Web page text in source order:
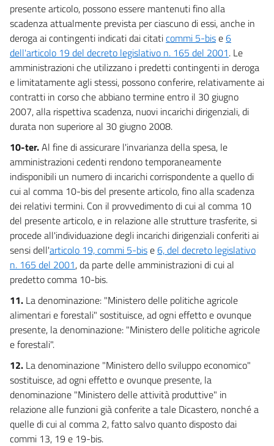
presente articolo, possono essere mantenuti fino alla
scadenza attualmente prevista per ciascuno di essi, anche in
deroga ai contingenti indicati dai citaticommi 5-bise6
dell'articolo 19 del decreto legislativo n. 165 del 2001. Le
amministrazioni che utilizzano i predetti contingenti in deroga
e limitatamente agli stessi, possono conferire, relativamente ai
contratti in corso che abbiano termine entro il 30 giugno
2007, alla rispettiva scadenza, nuovi incarichi dirigenziali, di
durata non superiore al 30 giugno 2008.
10-ter.Al fine di assicurare l'invarianza della spesa, le
amministrazioni cedenti rendono temporaneamente
indisponibili un numero di incarichi corrispondente a quello di
cui al comma 10-bis del presente articolo, fino alla scadenza
dei relativi termini. Con il provvedimento di cui al comma 10
del presente articolo, e in relazione alle strutture trasferite, si
procede all'individuazione degli incarichi dirigenziali conferiti ai
sensi dell'articolo 19, commi 5-bise6, del decreto legislativo
n. 165 del 2001, da parte delle amministrazioni di cui al
predetto comma 10-bis.
11. La denominazione: "Ministero delle politiche agricole
alimentari e forestali" sostituisce, ad ogni effetto e ovunque
presente, la denominazione: "Ministero delle politiche agricole
e forestali".
12. La denominazione "Ministero dello sviluppo economico"
sostituisce, ad ogni effetto e ovunque presente, la
denominazione "Ministero delle attività produttive" in
relazione alle funzioni già conferite a tale Dicastero, nonché a
quelle di cui al comma 2, fatto salvo quanto disposto dai
commi 13, 19 e 19-bis.